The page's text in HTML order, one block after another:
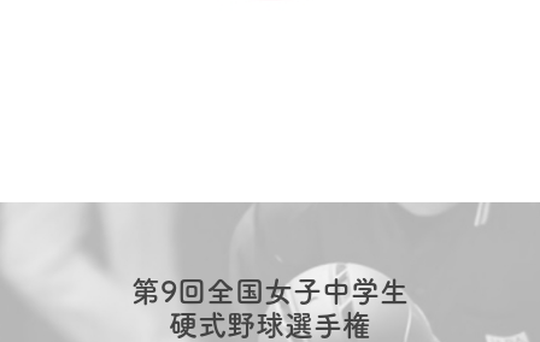
第9回全国女子中学生
硬式野球選手権